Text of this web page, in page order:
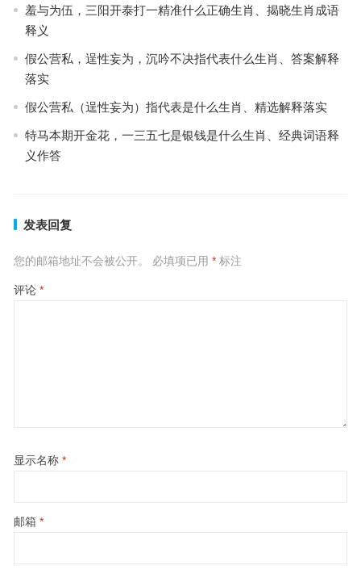
羞与为伍，三阳开泰打一精准什么正确生肖、揭晓生肖成语
释义
假公营私，逞性妄为，沉吟不决指代表什么生肖、答案解释
落实
假公营私（逞性妄为）指代表是什么生肖、精选解释落实
特马本期开金花，一三五七是银钱是什么生肖、经典词语释
义作答
发表回复
您的邮箱地址不会被公开。 必填项已用 *标注
评论 *
显示名称 *
邮箱 *